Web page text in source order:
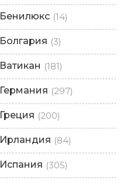
Бенилюкс (14)
Болгария (3)
Ватикан (181)
Германия (297)
Греция (200)
Ирландия (84)
Испания (305)